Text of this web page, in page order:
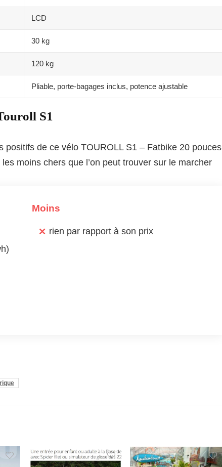
LCD
30 kg
120 kg
Pliable, porte-bagages inclus, potence ajustable
S1
de ce vélo TOUROLL S1 – Fatbike 20 pouces
moins chers que l’on peut trouver sur le marcher
Moins
rien par rapport à son prix